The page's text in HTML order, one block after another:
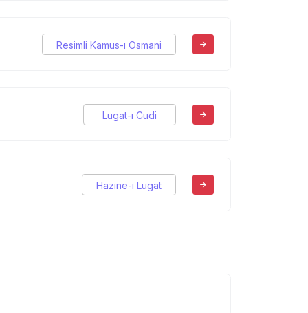
Resimli Kamus-ı Osmani
Lugat-ı Cudi
Hazine-i Lugat